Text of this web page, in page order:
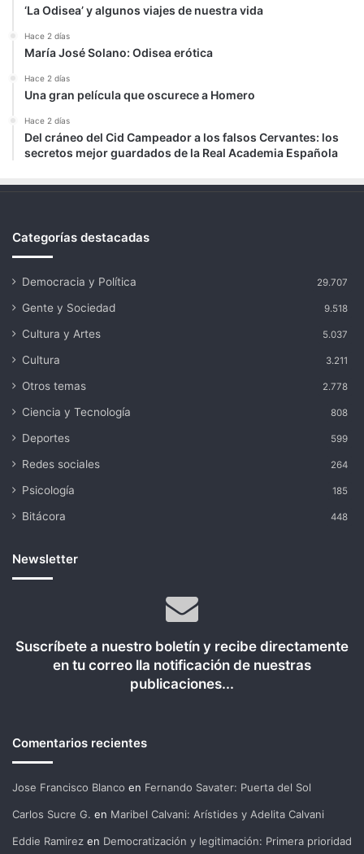
‘La Odisea’ y algunos viajes de nuestra vida
Hace 2 días
María José Solano: Odisea erótica
Hace 2 días
Una gran película que oscurece a Homero
Hace 2 días
Del cráneo del Cid Campeador a los falsos Cervantes: los
secretos mejor guardados de la Real Academia Española
Categorías destacadas
Democracia y Política 29.707
Gente y Sociedad 9.518
Cultura y Artes 5.037
Cultura 3.211
Otros temas 2.778
Ciencia y Tecnología 808
Deportes 599
Redes sociales 264
Psicología 185
Bitácora 448
Newsletter
Suscríbete a nuestro boletín y recibe directamente
en tu correo lla notificación de nuestras
publicaciones...
Comentarios recientes
Jose Francisco Blanco en Fernando Savater: Puerta del Sol
Carlos Sucre G. en Maribel Calvani: Arístides y Adelita Calvani
Eddie Ramirez en Democratización y legitimación: Primera prioridad